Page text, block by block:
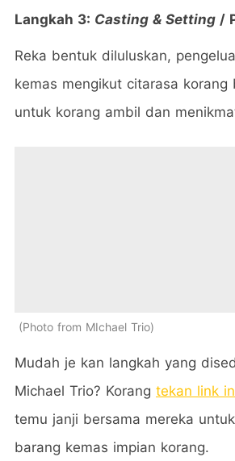
Langkah 3: Casting & Setting /
Reka bentuk diluluskan,
kemas mengikut citarasa korang
untuk korang ambil dan
Photo from MIchael Trio
Mudah je kan langkah yang
Michael Trio? Korang tekan link
temu janji bersama mereka
barang kemas impian korang.